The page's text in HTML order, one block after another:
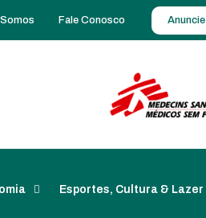
Fale Conosco Anuncie
Esportes, Cultura & Lazer